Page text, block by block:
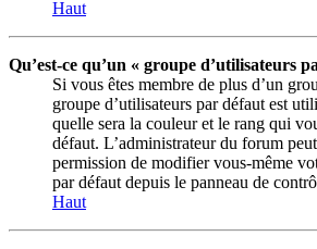
Haut
Qu’est-ce qu’un « groupe d’utilisateurs
Si vous êtes membre de plus d’un
groupe d’utilisateurs par défaut est
quelle sera la couleur et le rang qui
défaut. L’administrateur du forum
permission de modifier vous-même
par défaut depuis le panneau de
Haut